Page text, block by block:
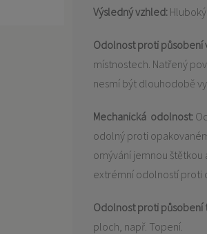
Výsledný vzhled:
Odolnost proti působení
místnostech. Natřený
nesmí být dlouhodobě
Mechanická odolnost:
odolný proti
omývání jemnou štětkou
extrémní odolností proti
Odolnost proti působení
ploch, např. Topení.